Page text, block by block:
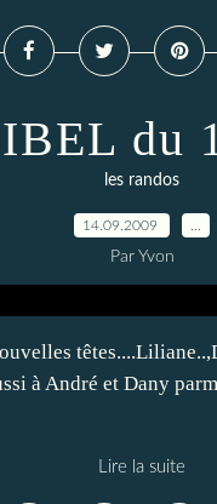
du
les randos
14.09.2009
Par Yvon
à André et Dany
Lire la suite